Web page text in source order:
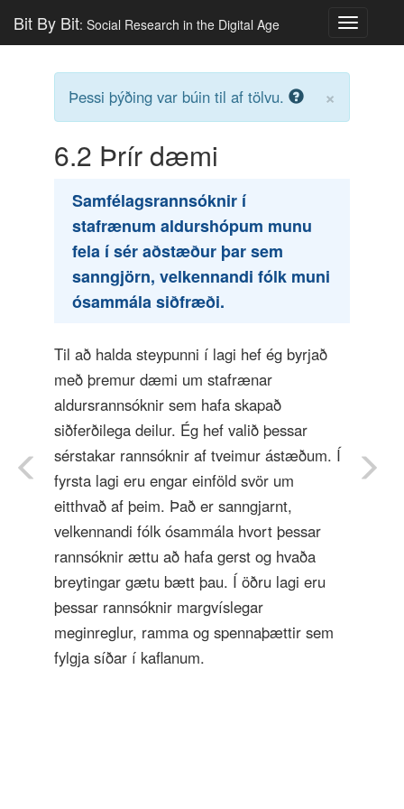
Toggle
Bit By Bit: Social Research in the Digital Age
Þessi þýðing var búin til af tölvu. ×
6.2 Þrír dæmi
Samfélagsrannsóknir í
stafrænum aldurshópum munu
fela í sér aðstæður þar sem
sanngjörn, velkennandi fólk muni
ósammála siðfræði.
Til að halda steypunni í lagi hef ég byrjað
með þremur dæmi um stafrænar
aldursrannsóknir sem hafa skapað
siðferðilega deilur. Ég hef valið þessar
sérstakar rannsóknir af tveimur ástæðum. Í
fyrsta lagi eru engar einföld svör um
eitthvað af þeim. Það er sanngjarnt,
velkennandi fólk ósammála hvort þessar
rannsóknir ættu að hafa gerst og hvaða
breytingar gætu bætt þau. Í öðru lagi eru
þessar rannsóknir margvíslegar
meginreglur, ramma og spennaþættir sem
fylgja síðar í kaflanum.